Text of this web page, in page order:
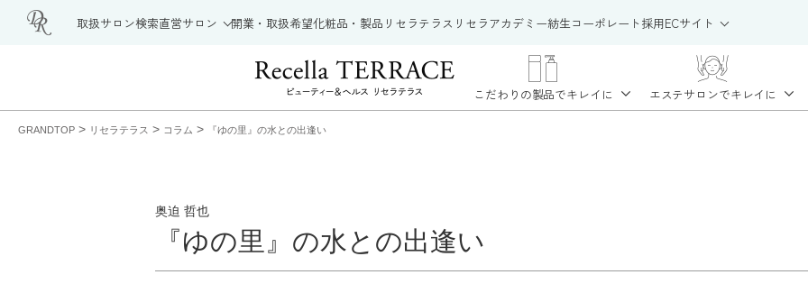
取扱サロン検索直営サロン 開業・取扱希望化粧品・製品 リセラテラス リセラアカデミー紡生コーポレート採用ECサイト
こだわりの製品でキレイに エステサロンでキレイに
GRANDTOP > リセラテラス > コラム > 『ゆの里』の水との出逢い
奥迫 哲也
『ゆの里』の水との出逢い